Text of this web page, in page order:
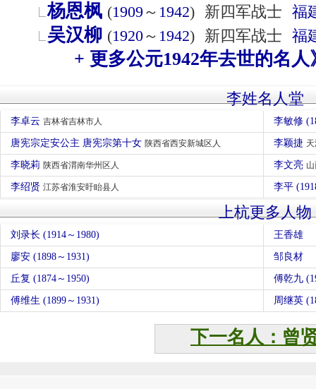
杨恩枫 (1909 ～ 1942) 新四军战士 福
吴汉柳 (1920～ 1942) 新四军战士 福
+ 更多公元1942年去世的名人
李姓名人堂
李卓云 吉林省吉林市人 李敏修
唐宪宗定安公主 唐宪宗第十女 陕西省西安新城区人 李颖捷
李晓莉 陕西省渭南华州区人 李文亮
李绍贤 江苏省淮安盱眙县人 李平
上杭更多人物
刘录长 (1914～1980) 王香雄
廖安 (1898～1931) 邹良材
丘复 (1874～1950) 傅乾九
傅维生 (1899～1931) 周继英
下一名人：曾